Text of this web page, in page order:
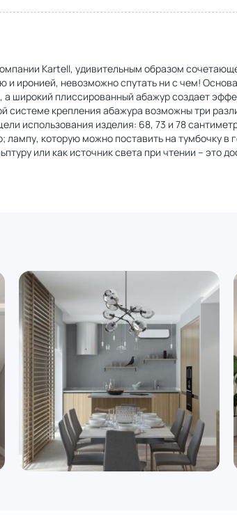
Kartell, удивительным образом
иронией, невозможно спутать ни с чем!
широкий плиссированный абажур создает
системе крепления абажура возможны три
использования изделия: 68, 73 и 78
которую можно поставить на тумбочку в
или как источник света при чтении – это